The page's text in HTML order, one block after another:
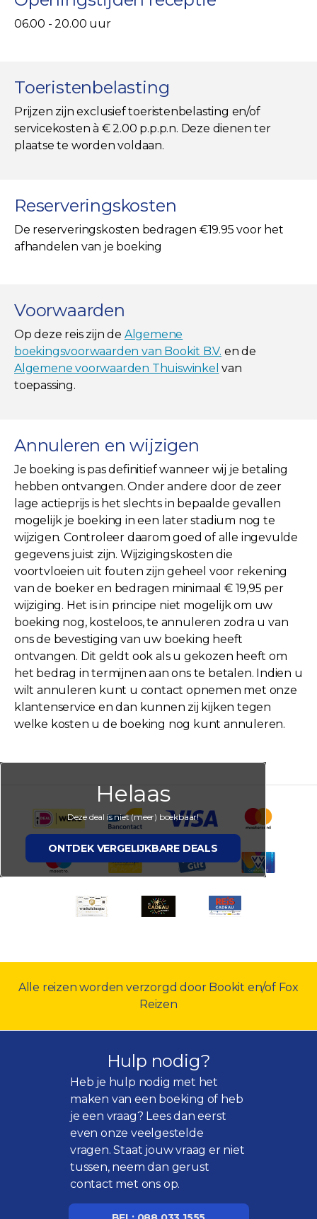
06.00 - 20.00 uur
Toeristenbelasting
Prijzen zijn exclusief toeristenbelasting en/of
servicekosten à € 2.00 p.p.p.n. Deze dienen ter
plaatse te worden voldaan.
Reserveringskosten
De reserveringskosten bedragen €19.95 voor het
afhandelen van je boeking
Voorwaarden
Op deze reis zijn de Algemene
boekingsvoorwaarden van Bookit B.V. en de
Algemene voorwaarden Thuiswinkel van
toepassing.
Annuleren en wijzigen
Je boeking is pas definitief wanneer wij je betaling
hebben ontvangen. Onder andere door de zeer
lage actieprijs is het slechts in bepaalde gevallen
mogelijk je boeking in een later stadium nog te
wijzigen. Controleer daarom goed of alle ingevulde
gegevens juist zijn. Wijzigingskosten die
voortvloeien uit fouten zijn geheel voor rekening
van de boeker en bedragen minimaal € 19,95 per
wijziging. Het is in principe niet mogelijk om uw
boeking nog, kosteloos, te annuleren zodra u van
ons de bevestiging van uw boeking heeft
ontvangen. Dit geldt ook als u gekozen heeft om
het bedrag in termijnen aan ons te betalen. Indien u
wilt annuleren kunt u contact opnemen met onze
klantenservice en dan kunnen zij kijken tegen
welke kosten u de boeking nog kunt annuleren.
Helaas
Deze deal is niet (meer) boekbaar!
ONTDEK VERGELIJKBARE DEALS
Alle reizen worden verzorgd door Bookit en/of Fox
Reizen
Hulp nodig?
Heb je hulp nodig met het
maken van een boeking of heb
je een vraag? Lees dan eerst
even onzeveelgestelde
vragen. Staat jouw vraag er niet
tussen, neem dan gerust
contact met ons op.